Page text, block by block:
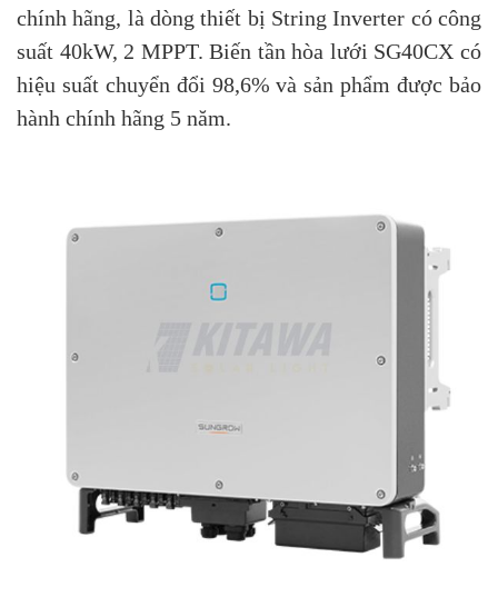
chính hãng, là dòng thiết bị String Inverter có công
suất 40kW, 2 MPPT. Biến tần hòa lưới SG40CX có
hiệu suất chuyển đổi 98,6% và sản phẩm được bảo
hành chính hãng 5 năm.